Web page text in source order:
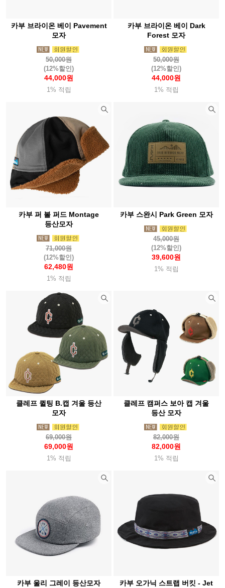
카부 브라이온 베이 Pavement
모자
50,000원
(12%할인)
44,000원
1% 적립
카부 브라이온 베이 Dark
Forest 모자
50,000원
(12%할인)
44,000원
1% 적립
카부 퍼 볼 퍼드 Montage
등산모자
71,000원
(12%할인)
62,480원
1% 적립
카부 스완시 Park Green 모자
45,000원
(12%할인)
39,600원
1% 적립
클레프 퀼팅 B.캡 겨울 등산
모자
69,000원
69,000원
1% 적립
클레프 캠퍼스 보아 캡 겨울
등산 모자
82,000원
82,000원
1% 적립
카부 울리 그레이 등산모자
카부 오가닉 스트랩 버킷 - Jet